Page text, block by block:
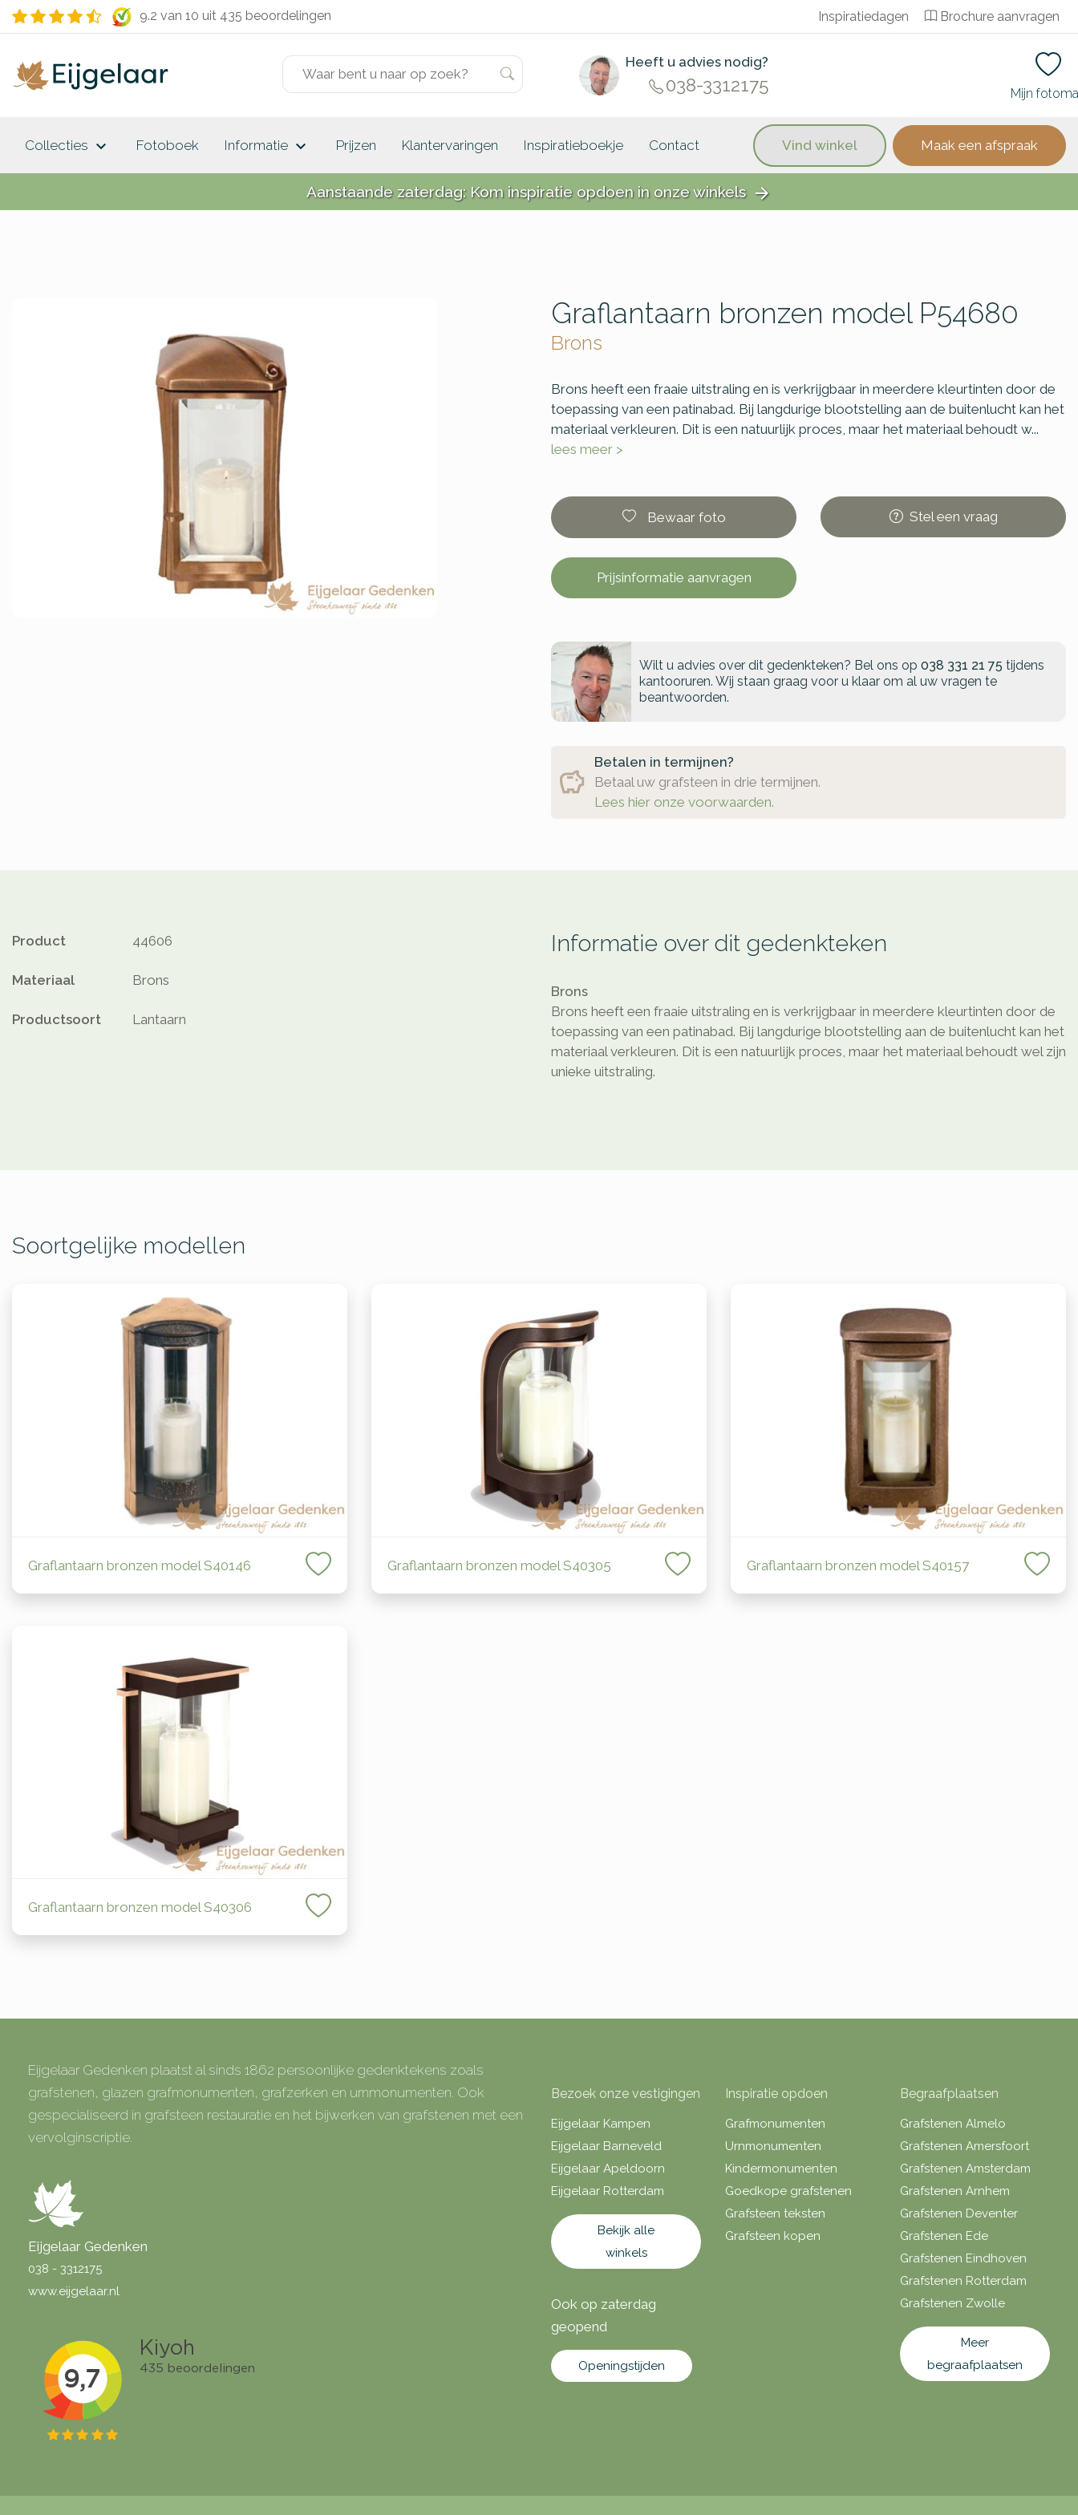
9.2 van 10 uit 435 beoordelingen Inspiratiedagen Brochure aanvragen
Heeft u advies nodig?
038-3312175 Mijn
Collecties keyboard_arrow_down Fotoboek Informatie keyboard_arrow_down Prijzen Klantervaringen Inspiratieboekje Contact Vind winkel Maak een afspraak
Aanstaande zaterdag: Kom inspiratie opdoen in onze winkels arrow_forward
Graflantaarn bronzen model P54680
Brons
Brons heeft een fraaie uitstraling en is verkrijgbaar in meerdere kleurtinten door de
toepassing van een patinabad. Bij langdurige blootstelling aan de buitenlucht kan het
materiaal verkleuren. Dit is een natuurlijk proces, maar het materiaal behoudt w...
lees meer >
Bewaar foto Steleen vraag
Prijsinformatie aanvragen
Wilt u advies over dit gedenkteken? Bel ons op 038 331 21 75 tijdens
kantooruren. Wij staan graag voor u klaar om al uw vragen te
beantwoorden.
Betalen in termijnen?
Betaal uw grafsteen in drie termijnen.
Lees hier onze voorwaarden.
Product 44606
Materiaal Brons
Productsoort Lantaarn
Informatie over dit gedenkteken
Brons
Brons heeft een fraaie uitstraling en is verkrijgbaar in meerdere kleurtinten door de
toepassing van een patinabad. Bij langdurige blootstelling aan de buitenlucht kan het
materiaal verkleuren. Dit is een natuurlijk proces, maar het materiaal behoudt wel zijn
unieke uitstraling.
Soortgelijke modellen
Graflantaarn bronzen model S40146 Graflantaarn bronzen model S40305 Graflantaarn bronzen model S40157
Graflantaarn bronzen model S40306
Eijgelaar Gedenken plaatst al sinds 1862 persoonlijke gedenktekens zoals
grafstenen, glazen grafmonumenten, grafzerken en urnmonumenten. Ook
gespecialiseerd in grafsteen restauratie en het bijwerken van grafstenen met een
vervolginscriptie.
Eijgelaar Gedenken
038 - 3312175
www.eijgelaar.nl
Bezoek onze vestigingen
Eijgelaar Kampen
Eijgelaar Barneveld
Eijgelaar Apeldoorn
Eijgelaar Rotterdam
Bekijk alle
winkels
Ook op zaterdag
geopend
Openingstijden
Inspiratie opdoen
Grafmonumenten
Urnmonumenten
Kindermonumenten
Goedkope grafstenen
Grafsteen teksten
Grafsteen kopen
Begraafplaatsen
Grafstenen Almelo
Grafstenen Amersfoort
Grafstenen Amsterdam
Grafstenen Arnhem
Grafstenen Deventer
Grafstenen Ede
Grafstenen Eindhoven
Grafstenen Rotterdam
Grafstenen Zwolle
Meer
begraafplaatsen